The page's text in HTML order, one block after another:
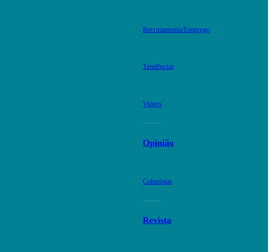
Recrutamento/Emprego
Tendências
Videos
Opinião
Colunistas
Revista